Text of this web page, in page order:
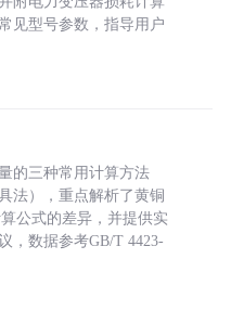
见型号参数，指导用户
的三种常用计算方法
法），重点解析了黄铜
公式的差异，并提供实
，数据参考GB/T 4423-